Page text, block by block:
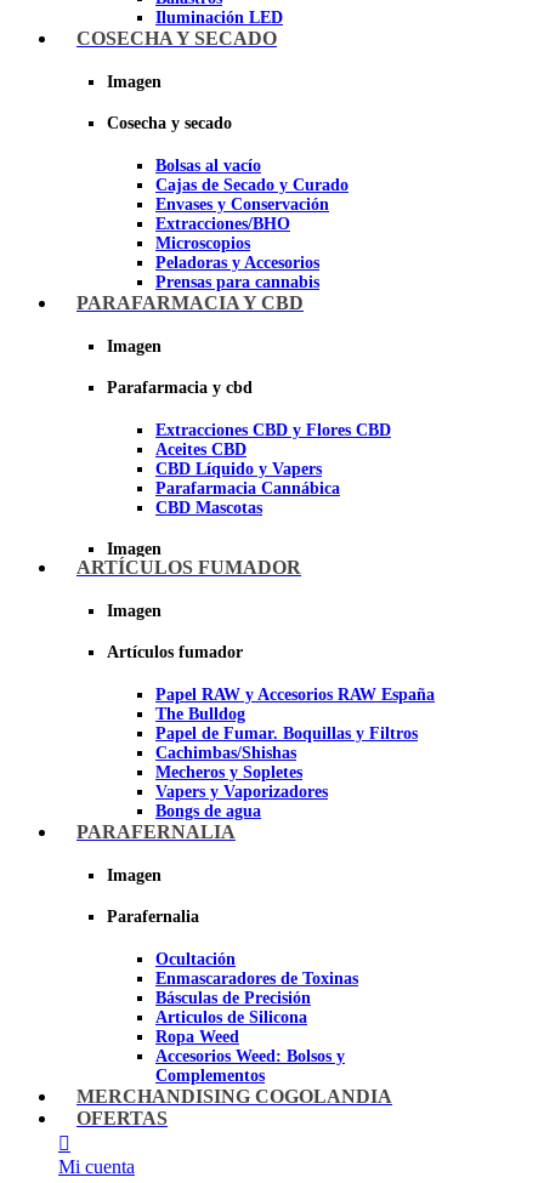
Iluminación LED
Iluminación LEC
COSECHA Y SECADO
Imagen
Cosecha y secado
Bolsas al vacío
Cajas de Secado y Curado
Envases y Conservación
Extracciones/BHO
Microscopios
Peladoras y Accesorios
Prensas para cannabis
Secadores de cogollos
PARAFARMACIA Y CBD
Imagen
Parafarmacia y cbd
Extracciones CBD y Flores CBD
Aceites CBD
CBD Líquido y Vapers
Parafarmacia Cannábica
CBD Mascotas
Imagen
ARTÍCULOS FUMADOR
Imagen
Artículos fumador
Papel RAW y Accesorios RAW España
The Bulldog
Papel de Fumar. Boquillas y Filtros
Cachimbas/Shishas
Mecheros y Sopletes
Vapers y Vaporizadores
Bongs de agua
Bandejas para liar
Ceniceros para Fumadores
Pipas BHO
Dabbers
Imagen
PARAFERNALIA
Imagen
Parafernalia
Ocultación
Enmascaradores de Toxinas
Básculas de Precisión
Articulos de Silicona
Ropa Weed
Accesorios Weed: Bolsos y
Complementos
Cannabuds
Inciensos
MERCHANDISING COGOLANDIA
OFERTAS
Mi cuenta